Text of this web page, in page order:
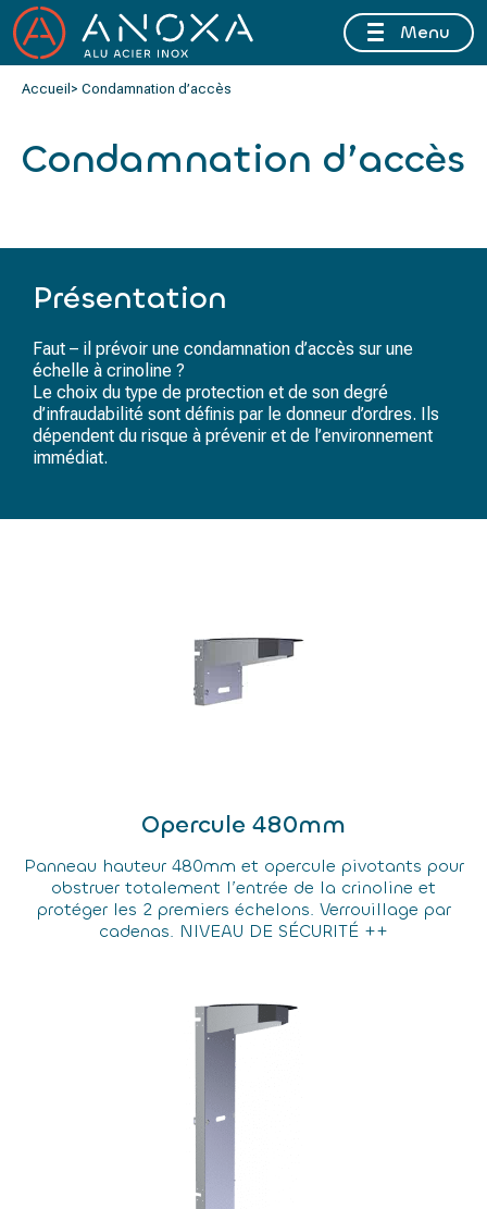
FERMETURE ESTIVALE DU 10 AU 16 AOÛT 2026 INCLUSMenu
Accueil > Condamnation d’accès
Condamnation d’accès
Présentation
Faut – il prévoir une condamnation d’accès sur une
échelle à crinoline ?
Le choix du type de protection et de son degré
d’infraudabilité sont définis par le donneur d’ordres. Ils
dépendent du risque à prévenir et de l’environnement
immédiat.
Opercule 480mm
Panneau hauteur 480mm et opercule pivotants pour
obstruer totalement l’entrée de la crinoline et
protéger les 2 premiers échelons. Verrouillage par
cadenas. NIVEAU DE SÉCURITÉ ++